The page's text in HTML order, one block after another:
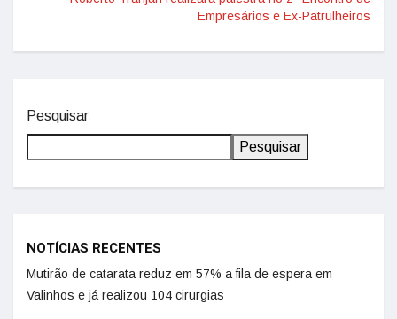
Empresários e Ex-Patrulheiros
Pesquisar
Pesquisar
NOTÍCIAS RECENTES
Mutirão de catarata reduz em 57% a fila de espera em
Valinhos e já realizou 104 cirurgias